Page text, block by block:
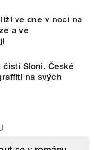
ve dne v noci na
a ve
čistí Sloni. České
na svých